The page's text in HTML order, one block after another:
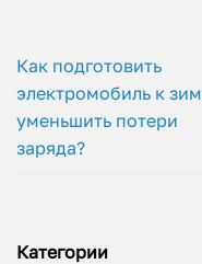
Как подготовить
электромобиль к
уменьшить потери
заряда?
Категории